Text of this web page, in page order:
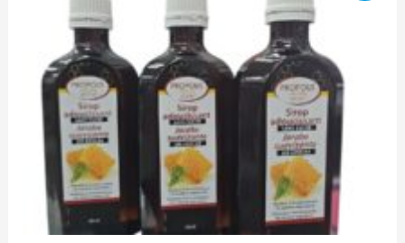
era:
42,87 €.